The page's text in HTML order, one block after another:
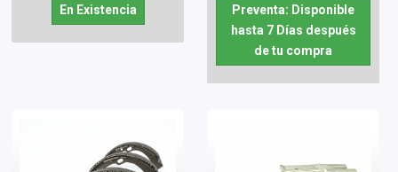
En Existencia
Preventa: Disponible
hasta 7 Días después
de tu compra